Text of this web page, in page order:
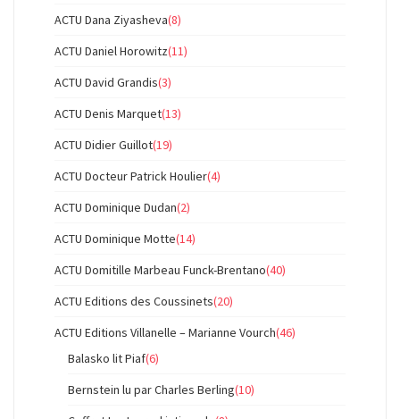
ACTU Dana Ziyasheva(8)
ACTU Daniel Horowitz(11)
ACTU David Grandis(3)
ACTU Denis Marquet(13)
ACTU Didier Guillot(19)
ACTU Docteur Patrick Houlier(4)
ACTU Dominique Dudan(2)
ACTU Dominique Motte(14)
ACTU Domitille Marbeau Funck-Brentano(40)
ACTU Editions des Coussinets(20)
ACTU Editions Villanelle – Marianne Vourch(46)
Balasko lit Piaf(6)
Bernstein lu par Charles Berling(10)